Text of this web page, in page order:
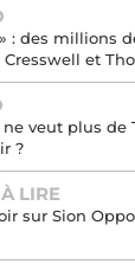
: des millions
et
ne veut plus
?
LIRE
sur Sion